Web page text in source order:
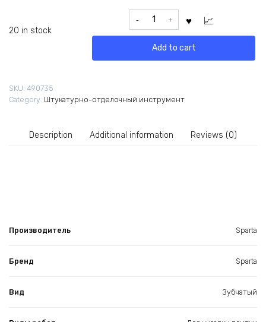
20 in stock
Шпатель
зубчатый
6х6
Add to cart
SKU: 490735
Category: Штукатурно-отделочный инструмент
Description Additional information Reviews (0)
Производитель Sparta
Бренд Sparta
Вид Зубчатый